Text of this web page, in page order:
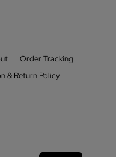
Order Tracking
& Return Policy